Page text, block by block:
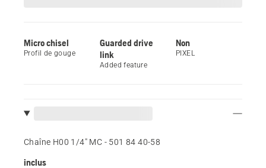
Micro chisel
Profil de gouge
Guarded drive
link
Added feature
Non
PIXEL
Chaîne H00 1/4" MC - 501 84 40‑58
inclus